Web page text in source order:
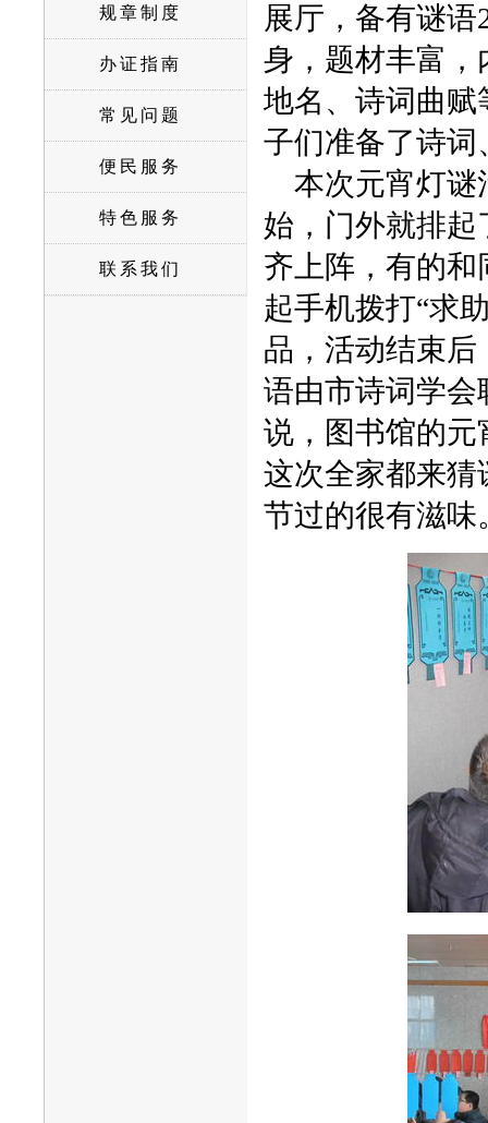
规章制度
办证指南
常见问题
便民服务
特色服务
联系我们
展厅，备有谜
身，题材丰富
地名、诗词曲
子们准备了诗
本次元宵灯谜
始，门外就排
齐上阵，有的
起手机拨打“求
品，活动结束
语由市诗词学
说，图书馆的元
这次全家都来
节过的很有滋味